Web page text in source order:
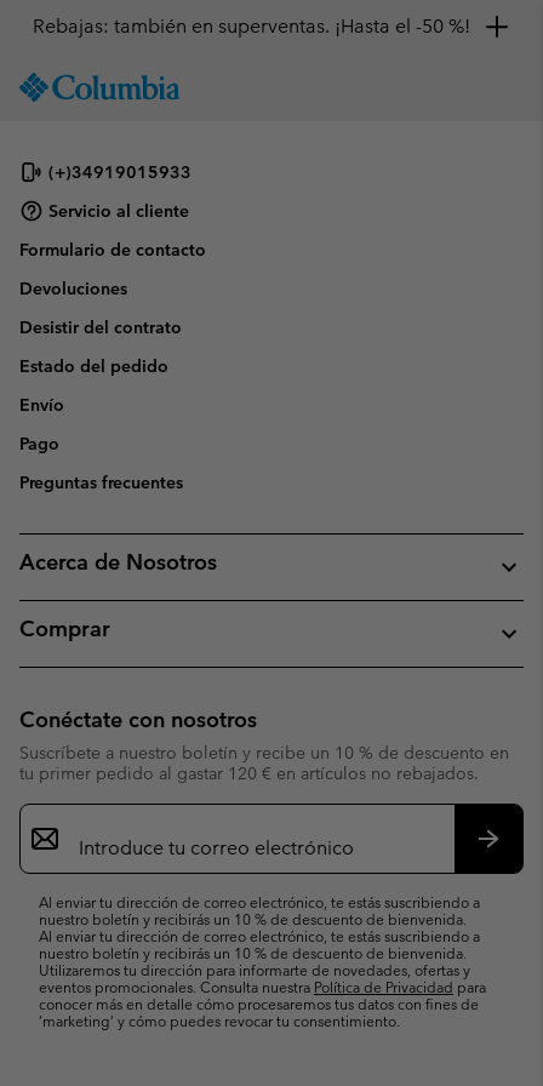
TO
TO
MAIN
TO
SEARCH
Rebajas: también en superventas. ¡Hasta el -50 %!
(+)34919015933
Servicio al cliente
Formulario de contacto
Devoluciones
Desistir del contrato
Estado del pedido
Envío
Pago
Preguntas frecuentes
Acerca de Nosotros
Comprar
Conéctate con nosotros
Suscríbete a nuestro boletín y recibe un 10 % de descuento en
tu primer pedido al gastar 120 € en artículos no rebajados.
Suscripción
de
correo
Al enviar tu dirección de correo electrónico, te estás suscribiendo a
nuestro boletín y recibirás un 10 % de descuento de bienvenida.
Al enviar tu dirección de correo electrónico, te estás suscribiendo a
nuestro boletín y recibirás un 10 % de descuento de bienvenida.
Utilizaremos tu dirección para informarte de novedades, ofertas y
eventos promocionales. Consulta nuestra Política de Privacidad para
conocer más en detalle cómo procesaremos tus datos con fines de
’marketing’ y cómo puedes revocar tu consentimiento.